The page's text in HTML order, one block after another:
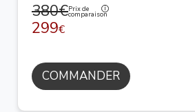
380€Prix de
comparaison
299€
COMMANDER